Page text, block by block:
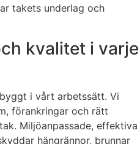
takets underlag och
kvalitet i varje
i vårt arbetssätt. Vi
förankringar och rätt
Miljöanpassade, effektiva
hängrännor, brunnar